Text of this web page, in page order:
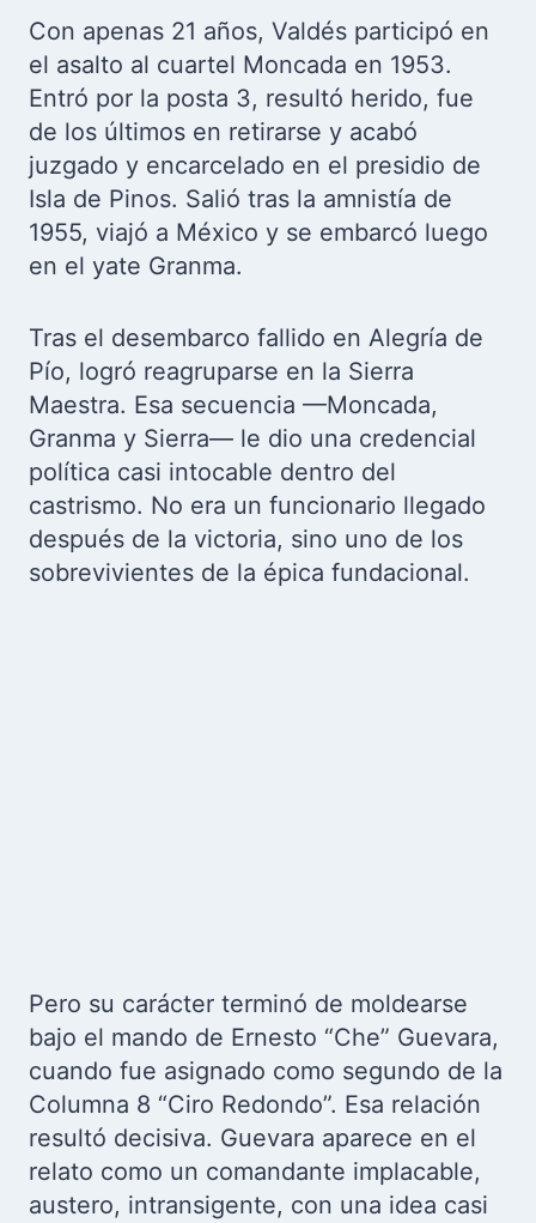
Con apenas 21 años, Valdés participó en
el asalto al cuartel Moncada en 1953.
Entró por la posta 3, resultó herido, fue
de los últimos en retirarse y acabó
juzgado y encarcelado en el presidio de
Isla de Pinos. Salió tras la amnistía de
1955, viajó a México y se embarcó luego
en el yate Granma.
Tras el desembarco fallido en Alegría de
Pío, logró reagruparse en la Sierra
Maestra. Esa secuencia —Moncada,
Granma y Sierra— le dio una credencial
política casi intocable dentro del
castrismo. No era un funcionario llegado
después de la victoria, sino uno de los
sobrevivientes de la épica fundacional.
Pero su carácter terminó de moldearse
bajo el mando de Ernesto “Che” Guevara,
cuando fue asignado como segundo de la
Columna 8 “Ciro Redondo”. Esa relación
resultó decisiva. Guevara aparece en el
relato como un comandante implacable,
austero, intransigente, con una idea casi